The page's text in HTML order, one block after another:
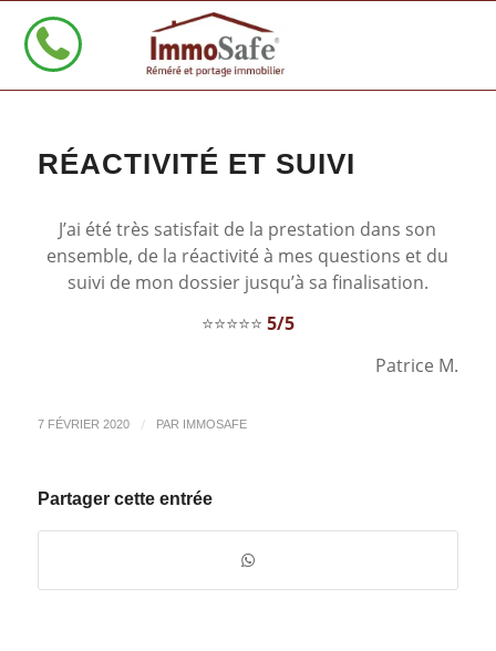
RÉACTIVITÉ ET SUIVI
J’ai été très satisfait de la prestation dans son
ensemble, de la réactivité à mes questions et du
suivi de mon dossier jusqu’à sa finalisation.
⭐⭐⭐⭐⭐ 5/5
Patrice M.
7 FÉVRIER 2020 / PAR IMMOSAFE
Partager cette entrée